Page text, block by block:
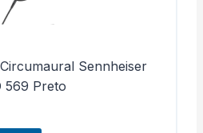
Sennheiser
569 Preto